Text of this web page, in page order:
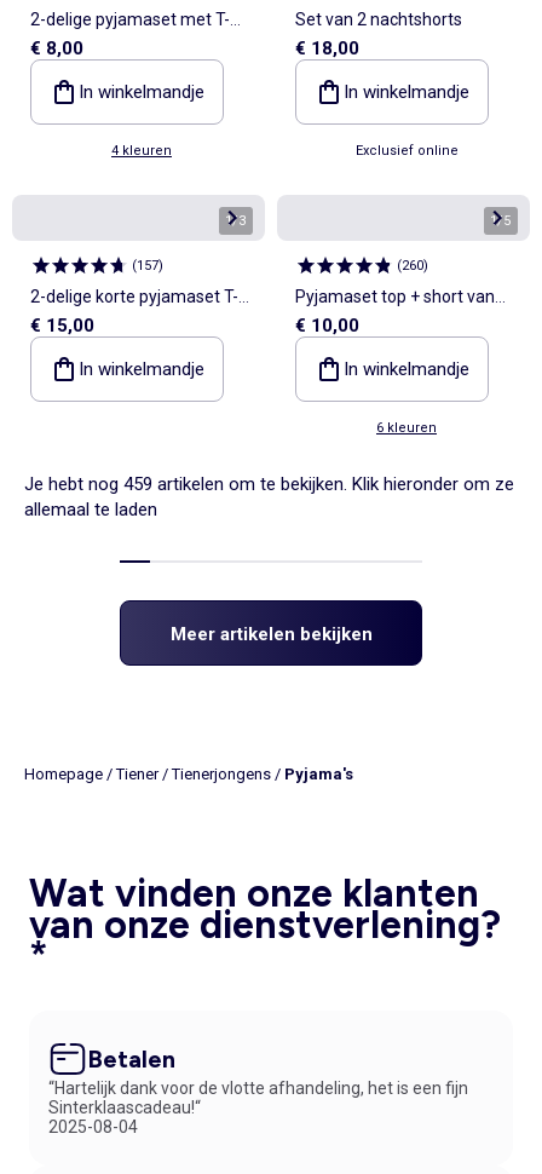
2-delige pyjamaset met T-
shirt en korte broek
€ 8,00
In winkelmandje
4 kleuren
Set van 2 nachtshorts
€ 18,00
In winkelmandje
Exclusief online
1/3
(157)
2-delige korte pyjamaset T-
shirt + short
€ 15,00
In winkelmandje
1/5
(260)
Pyjamaset top + short van
jerseykatoen
€ 10,00
In winkelmandje
6 kleuren
Je hebt nog 459 artikelen om te bekijken. Klik hieronder om ze
allemaal te laden
Meer artikelen bekijken
Homepage /Tiener/Tienerjongens / Pyjama's
Wat vinden onze klanten
van onze dienstverlening?
*
Betalen
“Hartelijk dank voor de vlotte afhandeling, het is een fijn
Sinterklaascadeau!“
2025-08-04